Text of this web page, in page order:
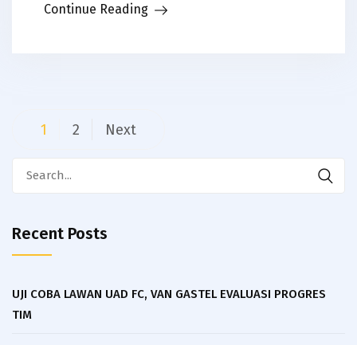
Continue Reading
Posts
1 2 Next
Recent Posts
UJI COBA LAWAN UAD FC, VAN GASTEL EVALUASI PROGRES
TIM